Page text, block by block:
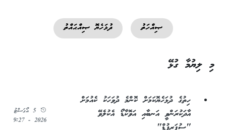
ޞިއްހަތު ދުޅަހެޔޮ ޞިއްޙައްތު
މި ލިޔުމާ ގުޅޭ
ހިތުގެ ދުޅަހެޔޮކަމަށް ކޮންމެ ދުވަހަކު ކެއުމަށް
އާދަކުރަންވީ އަނބާއި އަވޮކާޑޯ އެކުލެވޭ
5 އޯގަސްޓު
2026 - 9:27